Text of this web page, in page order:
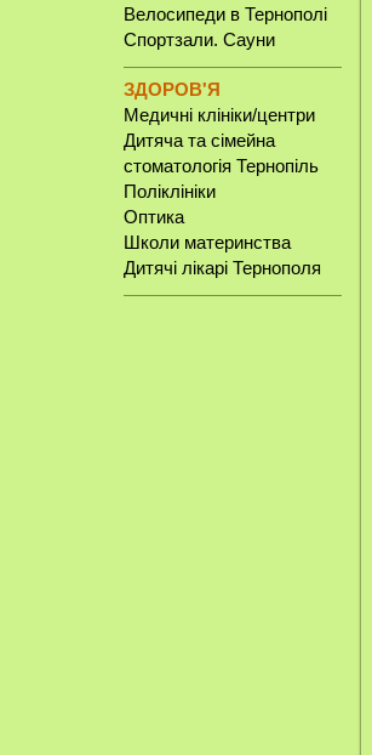
Велосипеди в Тернополі
Спортзали. Сауни
ЗДОРОВ'Я
Медичні клініки/центри
Дитяча та сімейна
стоматологія Тернопіль
Поліклініки
Оптика
Школи материнства
Дитячі лікарі Тернополя